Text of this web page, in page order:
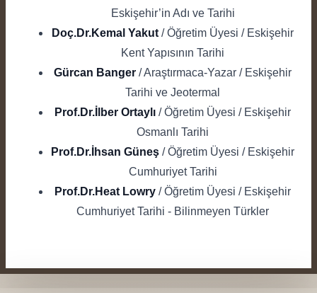
Eskişehir’in Adı ve Tarihi
Doç.Dr.Kemal Yakut / Öğretim Üyesi / Eskişehir
Kent Yapısının Tarihi
Gürcan Banger / Araştırmaca-Yazar / Eskişehir
Tarihi ve Jeotermal
Prof.Dr.İlber Ortaylı / Öğretim Üyesi / Eskişehir
Osmanlı Tarihi
Prof.Dr.İhsan Güneş / Öğretim Üyesi / Eskişehir
Cumhuriyet Tarihi
Prof.Dr.Heat Lowry / Öğretim Üyesi / Eskişehir
Cumhuriyet Tarihi - Bilinmeyen Türkler